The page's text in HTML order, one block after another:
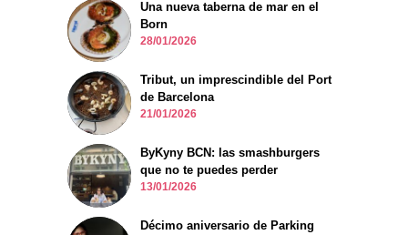
Una nueva taberna de mar en el
Born
28/01/2026
Tribut, un imprescindible del Port
de Barcelona
21/01/2026
ByKyny BCN: las smashburgers
que no te puedes perder
13/01/2026
Décimo aniversario de Parking